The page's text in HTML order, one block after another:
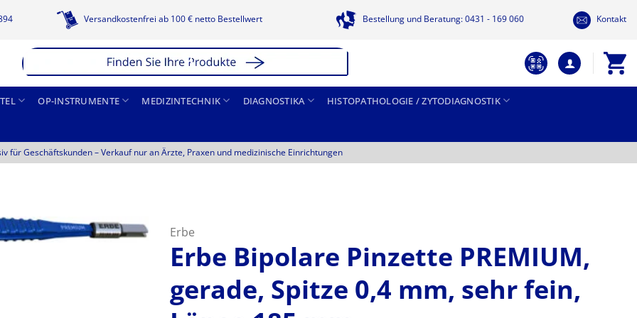
Versandkostenfrei ab 100 € netto Bestellwert Bestellung und Beratung: 0431 - 169 060 Kontakt
OP-INSTRUMENTE MEDIZINTECHNIK DIAGNOSTIKA HISTOPATHOLOGIE / ZYTODIAGNOSTIK
für Geschäftskunden –Verkauf nur an Ärzte, Praxen und medizinische Einrichtungen
Erbe
Erbe Bipolare Pinzette PREMIUM,
gerade, Spitze 0,4 mm, sehr fein,